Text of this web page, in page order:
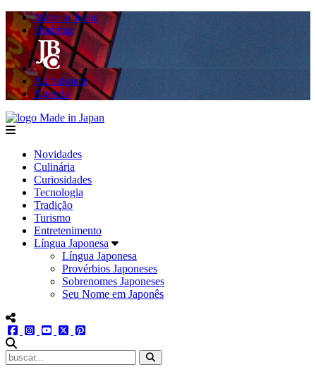
Made in Japan
Hashitag
AkibaSpace
Agenda
menu
Novidades
Culinária
Curiosidades
Tecnologia
Tradição
Turismo
Entretenimento
Língua Japonesa
Língua Japonesa
Provérbios Japoneses
Sobrenomes Japoneses
Seu Nome em Japonês
menu redes social
facebookinstagram
youtube
twitter